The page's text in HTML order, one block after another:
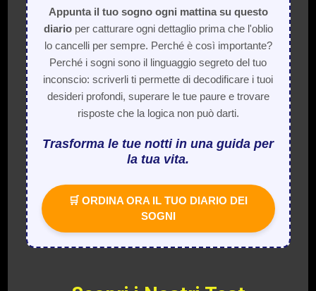
Appunta il tuo sogno ogni mattina su questo
diarioper catturare ogni dettaglio prima che l'oblio
lo cancelli per sempre. Perché è così importante?
Perché i sogni sono il linguaggio segreto del tuo
inconscio: scriverli ti permette di decodificare i tuoi
desideri profondi, superare le tue paure e trovare
risposte che la logica non può darti.
Trasforma le tue notti in una guida per
la tua vita.
🛒 ORDINA ORA IL TUO DIARIO DEI
SOGNI